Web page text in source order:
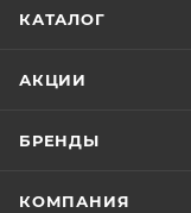
КАТАЛОГ
АКЦИИ
БРЕНДЫ
КОМПАНИЯ